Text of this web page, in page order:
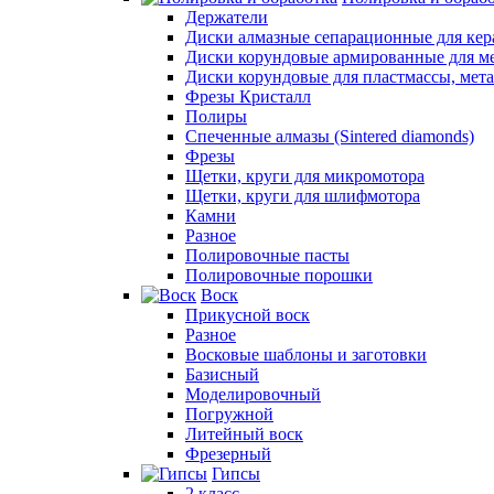
Держатели
Диски алмазные сепарационные для
Диски корундовые армированные для
Диски корундовые для пластмассы,
Фрезы Кристалл
Полиры
Спеченные алмазы (Sintered diamonds)
Фрезы
Щетки, круги для микромотора
Щетки, круги для шлифмотора
Камни
Разное
Полировочные пасты
Полировочные порошки
Воск
Прикусной воск
Разное
Восковые шаблоны и заготовки
Базисный
Моделировочный
Погружной
Литейный воск
Фрезерный
Гипсы